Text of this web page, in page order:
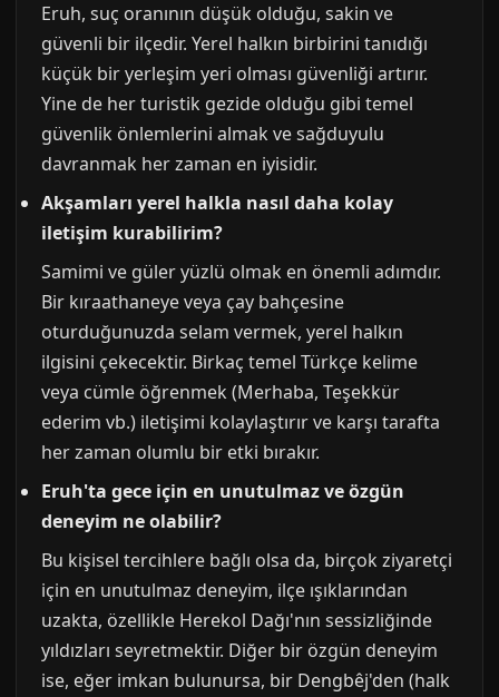
Eruh, suç oranının düşük olduğu, sakin ve
güvenli bir ilçedir. Yerel halkın birbirini tanıdığı
küçük bir yerleşim yeri olması güvenliği artırır.
Yine de her turistik gezide olduğu gibi temel
güvenlik önlemlerini almak ve sağduyulu
davranmak her zaman en iyisidir.
Akşamları yerel halkla nasıl daha kolay
iletişim kurabilirim?
Samimi ve güler yüzlü olmak en önemli adımdır.
Bir kıraathaneye veya çay bahçesine
oturduğunuzda selam vermek, yerel halkın
ilgisini çekecektir. Birkaç temel Türkçe kelime
veya cümle öğrenmek (Merhaba, Teşekkür
ederim vb.) iletişimi kolaylaştırır ve karşı tarafta
her zaman olumlu bir etki bırakır.
Eruh'ta gece için en unutulmaz ve özgün
deneyim ne olabilir?
Bu kişisel tercihlere bağlı olsa da, birçok ziyaretçi
için en unutulmaz deneyim, ilçe ışıklarından
uzakta, özellikle Herekol Dağı'nın sessizliğinde
yıldızları seyretmektir. Diğer bir özgün deneyim
ise, eğer imkan bulunursa, bir Dengbêj'den (halk